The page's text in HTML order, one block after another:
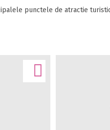
punctele de atractie